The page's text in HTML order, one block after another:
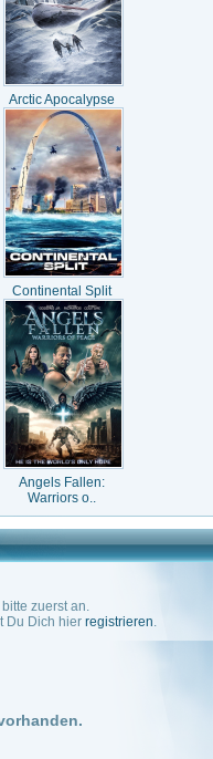
Arctic Apocalypse
Continental Split
Angels Fallen:
Warriors o..
zuerst an.
Du Dich hier registrieren.